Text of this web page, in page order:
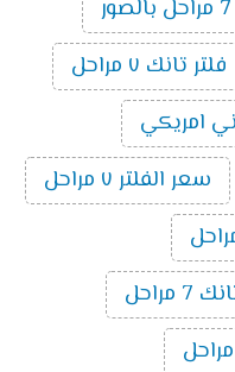
فلتر تانك ٧ مراحل
سعر الفلتر ٧ مراحل